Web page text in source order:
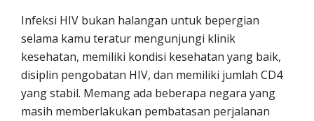
Infeksi HIV bukan halangan untuk bepergian
selama kamu teratur mengunjungi klinik
kesehatan, memiliki kondisi kesehatan yang baik,
disiplin pengobatan HIV, dan memiliki jumlah CD4
yang stabil. Memang ada beberapa negara yang
masih memberlakukan pembatasan perjalanan